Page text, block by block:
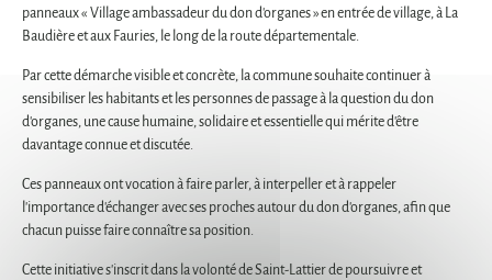
panneaux « Village ambassadeur du don d'organes » en entrée de village, à La
Baudière et aux Fauries, le long de la route départementale.
Par cette démarche visible et concrète, la commune souhaite continuer à
sensibiliser les habitants et les personnes de passage à la question du don
d'organes, une cause humaine, solidaire et essentielle qui mérite d'être
davantage connue et discutée.
Ces panneaux ont vocation à faire parler, à interpeller et à rappeler
l'importance d'échanger avec ses proches autour du don d'organes, afin que
chacun puisse faire connaître sa position.
Cette initiative s'inscrit dans la volonté de Saint-Lattier de poursuivre et